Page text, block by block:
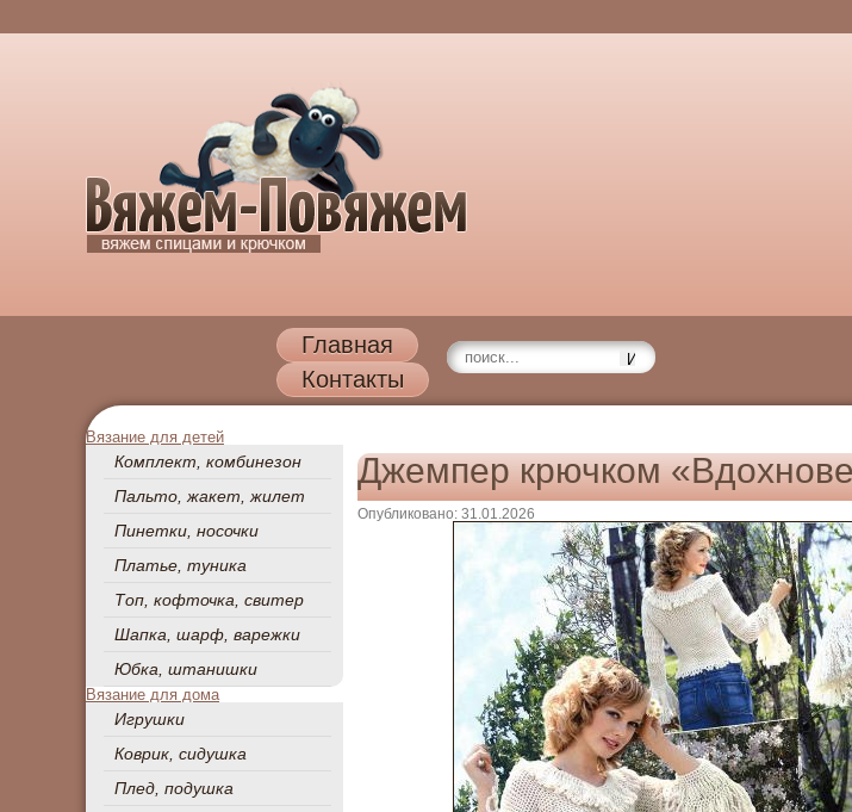
Главная
Контакты
Вязание для детей
Комплект, комбинезон
Пальто, жакет, жилет
Пинетки, носочки
Платье, туника
Топ, кофточка, свитер
Шапка, шарф, варежки
Юбка, штанишки
Вязание для дома
Игрушки
Коврик, сидушка
Плед, подушка
Джемпер крючком
Опубликовано: 31.01.2026